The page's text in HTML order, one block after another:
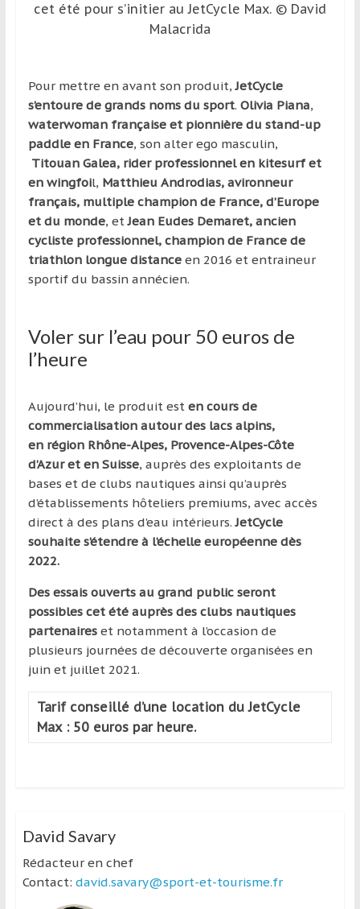
cet été pour s’initier au JetCycle Max. © David
Malacrida
Pour mettre en avant son produit,JetCycle
s’entoure de grands noms du sport. Olivia Piana,
waterwoman française et pionnière du stand-up
paddle en France, son alter ego masculin,
Titouan Galea, rider professionnel en kitesurf et
en wingfoil, Matthieu Androdias, avironneur
français, multiple champion de France, d’Europe
et du monde, etJean Eudes Demaret, ancien
cycliste professionnel, champion de France de
triathlon longue distanceen 2016 et entraineur
sportif du bassin annécien.
Voler sur l’eau pour 50 euros de
l’heure
Aujourd’hui, le produit est en cours de
commercialisation autour des lacs alpins,
en région Rhône-Alpes, Provence-Alpes-Côte
d’Azur et en Suisse, auprès des exploitants de
bases et de clubs nautiques ainsi qu’auprès
d’établissements hôteliers premiums, avec accès
direct à des plans d’eau intérieurs.JetCycle
souhaite s’étendre à l’échelle européenne dès
2022.
Des essais ouverts au grand public seront
possibles cet été auprès des clubs nautiques
partenaireset notamment à l’occasion de
plusieurs journées de découverte organisées en
juin et juillet 2021.
Tarif conseillé d’une location du JetCycle
Max : 50 euros par heure.
David Savary
Rédacteur en chef
Contact: david.savary@sport-et-tourisme.fr